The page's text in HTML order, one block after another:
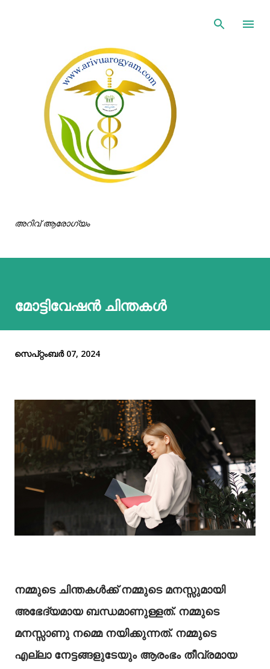
അറിവ് ആരോഗ്യം
മോട്ടിവേഷൻ ചിന്തകൾ
സെപ്റ്റംബർ 07, 2024
നമ്മുടെ ചിന്തകൾക്ക് നമ്മുടെ മനസ്സുമായി
അഭേദ്യമായ ബന്ധമാണുള്ളത്. നമ്മുടെ
മനസ്സാണു നമ്മെ നയിക്കുന്നത്. നമ്മുടെ
എല്ലാ നേട്ടങ്ങളുടേയും ആരംഭം തീവ്രമായ